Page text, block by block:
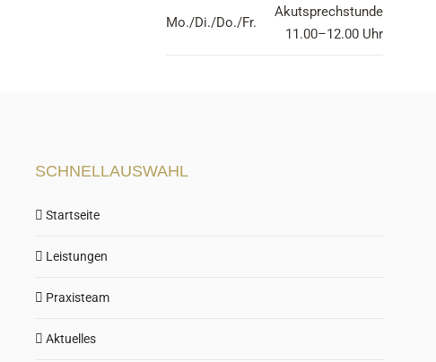
Mo./Di./Do./Fr.
Akutsprechstunde
11.00–12.00 Uhr
SCHNELLAUSWAHL
Startseite
Leistungen
Praxisteam
Aktuelles